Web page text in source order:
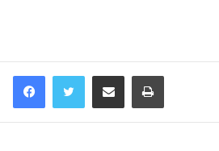
Facebook Compartir vía correo electrónico